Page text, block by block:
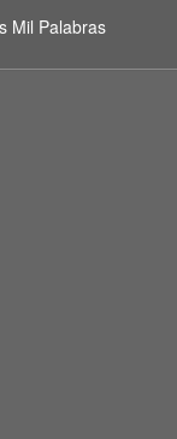
Mil Palabras